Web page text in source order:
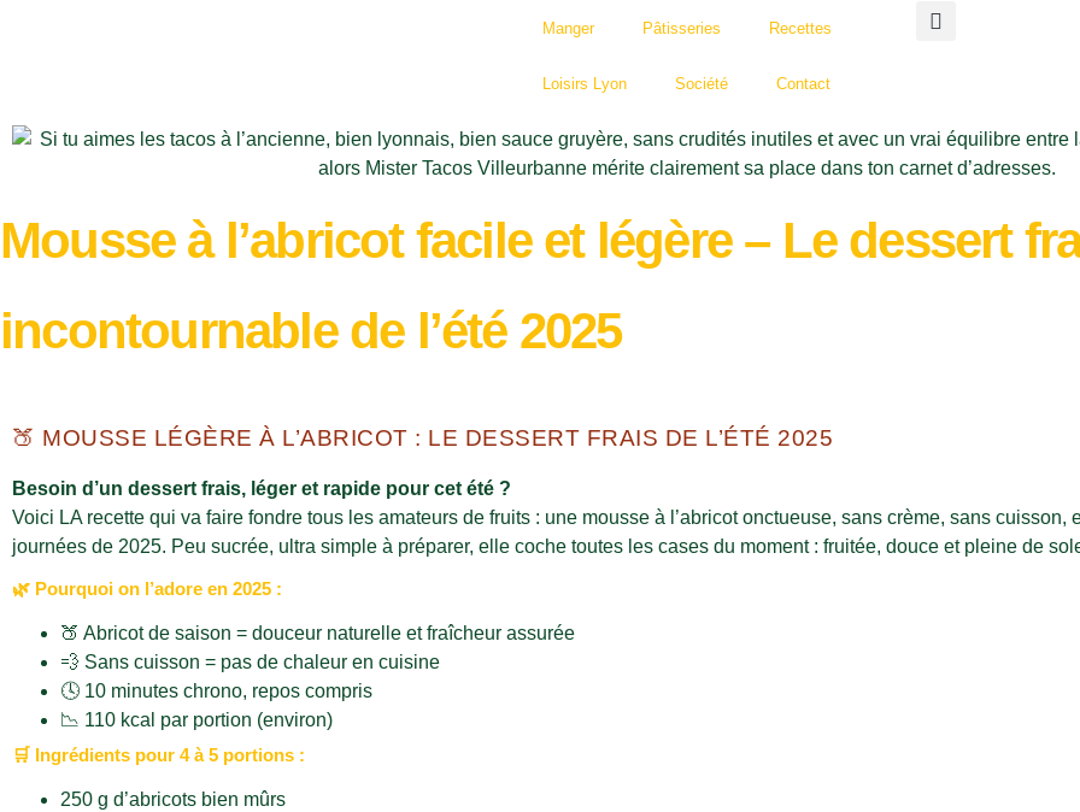
Manger Pâtisseries Recettes
Loisirs Lyon Société Contact
Mousse à l’abricot facile et légère – Le dessert
incontournable de l’été 2025
🍑 MOUSSE LÉGÈRE À L’ABRICOT : LE DESSERT FRAIS DE L’ÉTÉ 2025
Besoin d’un dessert frais, léger et rapide pour cet été ?
Voici LA recette qui va faire fondre tous les amateurs de fruits : une mousse à l’abricot onctueuse, sans crème, sans cuisson,
journées de 2025. Peu sucrée, ultra simple à préparer, elle coche toutes les cases du moment : fruitée, douce et pleine de
🌿 Pourquoi on l’adore en 2025 :
🍑 Abricot de saison = douceur naturelle et fraîcheur assurée
💨 Sans cuisson = pas de chaleur en cuisine
🕓 10 minutes chrono, repos compris
📉 110 kcal par portion (environ)
🛒 Ingrédients pour 4 à 5 portions :
250 g d’abricots bien mûrs